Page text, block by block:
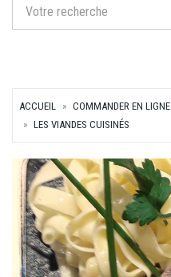
ACCUEIL COMMANDER EN LIGNE
LES VIANDES CUISINÉS